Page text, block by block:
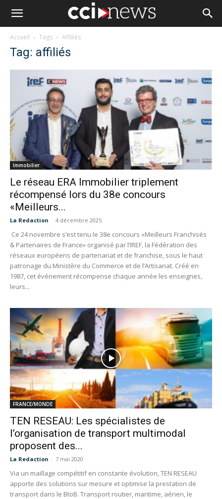
Accueil Tags Affiliés
Tag: affiliés
Immobilier
Le réseau ERA Immobilier triplement
récompensé lors du 38e concours
«Meilleurs...
La Redaction - 4 décembre 2025
Ce 24 novembre s’est tenu le 38e concours «Meilleurs Franchisés
& Partenaires de France» organisé par l’IREF, la Fédération des
réseaux européens de partenariat et de franchise, sous le haut
patronage du Ministère du Commerce et de l’Artisanat. Créé en
1987, cet événement récompense chaque année les enseignes,
leurs...
FRANCE/MONDE
TEN RESEAU: Les spécialistes de
l’organisation de transport multimodal
proposent des...
La Redaction - 7 mai 2020
Via un maillage compétitif en constante évolution, TEN RESEAU
apporte des solutions sur mesure et optimise la prestation de
transport dans le BtoB. Transport routier, maritime, aérien, le